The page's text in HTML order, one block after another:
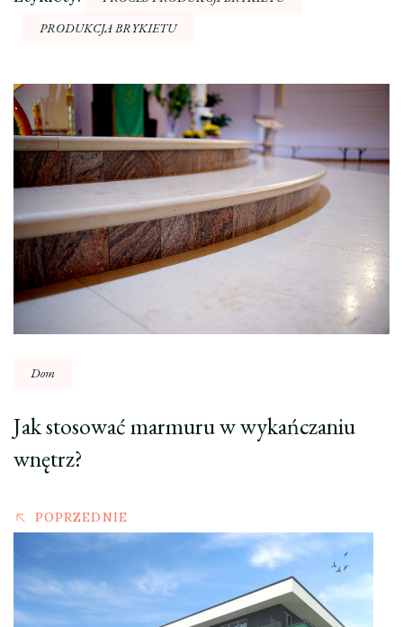
PRODUKCJA BRYKIETU
Nawigacja
wpisu
Dom
Jak stosować marmuru w wykańczaniu
wnętrz?
POPRZEDNIE